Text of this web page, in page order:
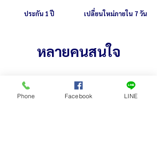
ประกัน 1 ปี เปลี่ยนใหม่ภายใน 7 วัน
หลายคนสนใจ
Phone Facebook LINE